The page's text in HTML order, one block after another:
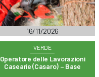
16/11/2026
VERDE
Operatore delle Lavorazioni
Casearie (Casaro) – Base